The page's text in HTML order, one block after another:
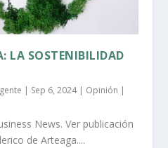
LA SOSTENIBILIDAD
| Sep 6, 2024| Opinión |
News. Ver publicación
de Arteaga....